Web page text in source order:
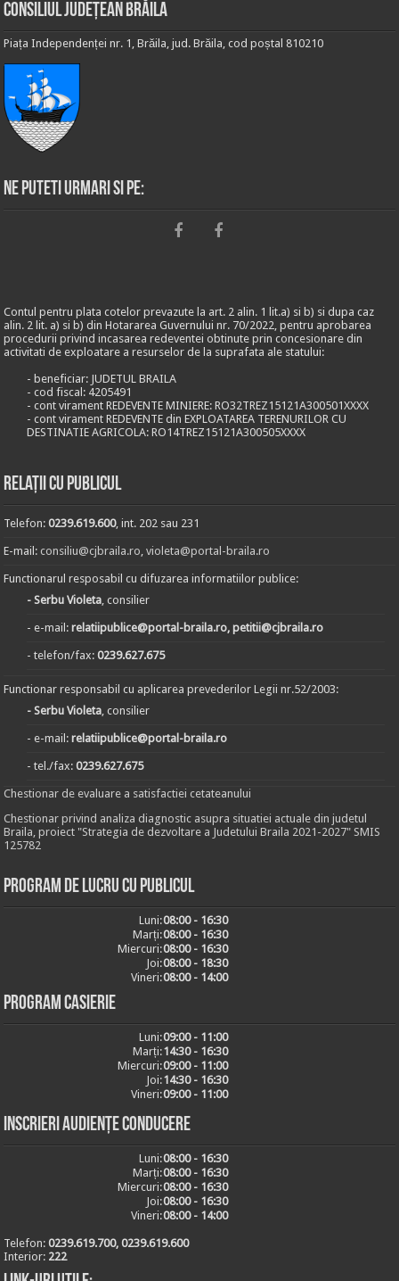
Consiliul Județean Brăila
Piața Independenței nr. 1, Brăila, jud. Brăila, cod poștal 810210
Ne puteti urmari si pe:
Contul pentru plata cotelor prevazute la art. 2 alin. 1 lit.a) si b) si dupa caz
alin. 2 lit. a) si b) din Hotararea Guvernului nr. 70/2022, pentru aprobarea
procedurii privind incasarea redeventei obtinute prin concesionare din
activitati de exploatare a resurselor de la suprafata ale statului:
- beneficiar: JUDETUL BRAILA
- cod fiscal: 4205491
- cont virament REDEVENTE MINIERE: RO32TREZ15121A300501XXXX
- cont virament REDEVENTE din EXPLOATAREA TERENURILOR CU
DESTINATIE AGRICOLA: RO14TREZ15121A300505XXXX
Relații cu publicul
Telefon:0239.619.600, int. 202 sau 231
E-mail:consiliu@cjbraila.ro,violeta@portal-braila.ro
Functionarul resposabil cu difuzarea informatiilor publice:
- Serbu Violeta, consilier
- e-mail:relatiipublice@portal-braila.ro, petitii@cjbraila.ro
- telefon/fax:0239.627.675
Functionar responsabil cu aplicarea prevederilor Legii nr.52/2003:
- Serbu Violeta, consilier
- e-mail:relatiipublice@portal-braila.ro
- tel./fax:0239.627.675
Chestionar de evaluare a satisfactiei cetateanului
Chestionar privind analiza diagnostic asupra situatiei actuale din judetul
Braila, proiect "Strategia de dezvoltare a Judetului Braila 2021-2027" SMIS
125782
Program de lucru cu publicul
Luni:08:00 - 16:30
Marți:08:00 - 16:30
Miercuri:08:00 - 16:30
Joi:08:00 - 18:30
Vineri:08:00 - 14:00
Program casierie
Luni:09:00 - 11:00
Marți:14:30 - 16:30
Miercuri:09:00 - 11:00
Joi:14:30 - 16:30
Vineri:09:00 - 11:00
Inscrieri audiențe conducere
Luni:08:00 - 16:30
Marți:08:00 - 16:30
Miercuri:08:00 - 16:30
Joi:08:00 - 16:30
Vineri:08:00 - 14:00
Telefon:0239.619.700, 0239.619.600
Interior: 222